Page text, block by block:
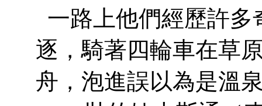
一路上他們經歷許
逐，騎著四輪車在草
舟，泡進誤以為是溫